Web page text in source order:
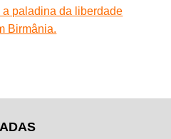
paladina da liberdade
Birmânia.